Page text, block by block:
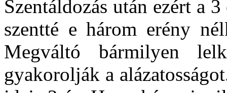
Szentáldozás után ezért a
szentté e három erény
Megváltó bármilyen
gyakorolják a